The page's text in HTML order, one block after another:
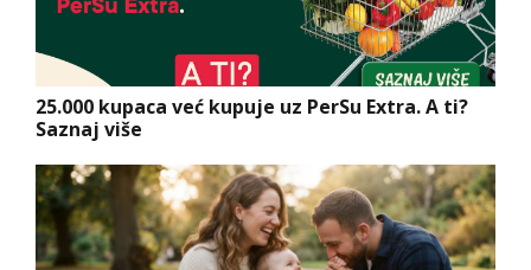
25.000 kupaca već kupuje uz PerSu Extra. A ti?
Saznaj više